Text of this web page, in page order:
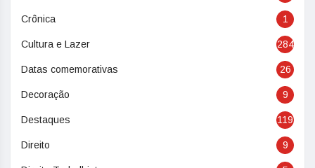
Crônica 1
Cultura e Lazer 284
Datas comemorativas 26
Decoração 9
Destaques 119
Direito 9